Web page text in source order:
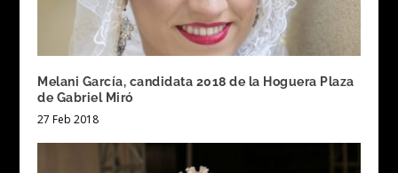
Melani García, candidata 2018 de la Hoguera Plaza
de Gabriel Miró
27 Feb 2018